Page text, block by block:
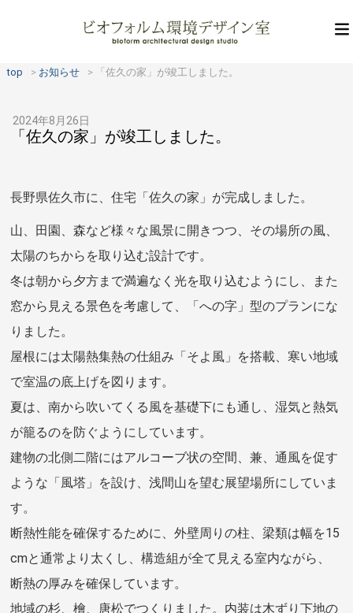
top お知らせ 「佐久の家」が竣工しました。
2024年8月26日
「佐久の家」が竣工しました。
長野県佐久市に、住宅「佐久の家」が完成しました。
山、田園、森など様々な風景に開きつつ、その場所の風、
太陽のちからを取り込む設計です。
冬は朝から夕方まで満遍なく光を取り込むようにし、また
窓から見える景色を考慮して、「への字」型のプランにな
りました。
屋根には太陽熱集熱の仕組み「そよ風」を搭載、寒い地域
で室温の底上げを図ります。
夏は、南から吹いてくる風を基礎下にも通し、湿気と熱気
が籠るのを防ぐようにしています。
建物の北側二階にはアルコーブ状の空間、兼、通風を促す
ような「風塔」を設け、浅間山を望む展望場所にしていま
す。
断熱性能を確保するために、外壁周りの柱、梁類は幅を15
cmと通常より太くし、構造組が全て見える室内ながら、
断熱の厚みを確保しています。
地域の杉、檜、唐松でつくりました。内装は木ずり下地の